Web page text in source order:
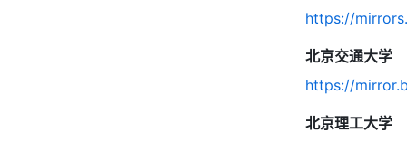
https://
北京交通大学
https://
北京理工大学